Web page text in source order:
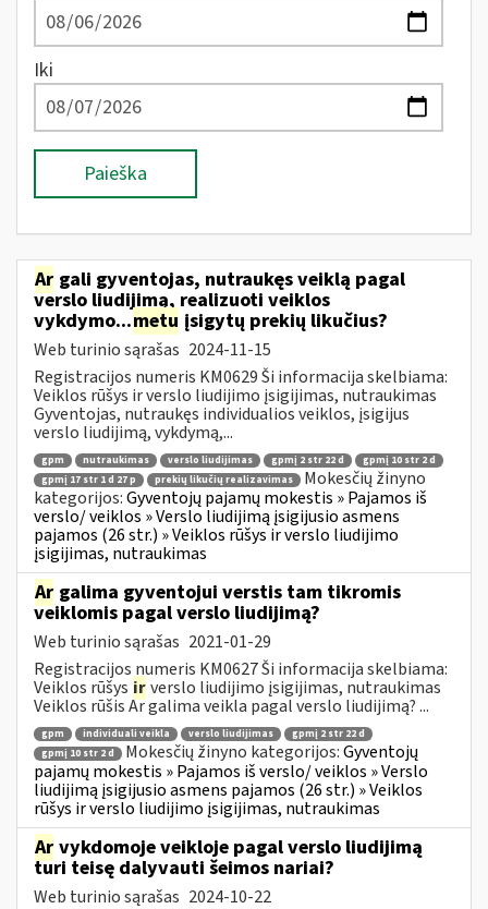
Iki
Paieška
Ar gali gyventojas, nutraukęs veiklą pagal
verslo liudijimą, realizuoti veiklos
vykdymo...metu įsigytų prekių likučius?
Web turinio sąrašas 2024-11-15
Registracijos numeris KM0629 Ši informacija skelbiama:
Veiklos rūšys ir verslo liudijimo įsigijimas, nutraukimas
Gyventojas, nutraukęs individualios veiklos, įsigijus
verslo liudijimą, vykdymą,...
gpm nutraukimas verslo liudijimas gpmį 2 str 22 d
gpmį 10 str 2 d
gpmį 17 str 1 d 27 p
prekių likučių realizavimas
Mokesčių žinyno
kategorijos:Gyventojų pajamų mokestis » Pajamos iš
verslo/ veiklos » Verslo liudijimą įsigijusio asmens
pajamos (26 str.) » Veiklos rūšys ir verslo liudijimo
įsigijimas, nutraukimas
Ar galima gyventojui verstis tam tikromis
veiklomis pagal verslo liudijimą?
Web turinio sąrašas 2021-01-29
Registracijos numeris KM0627 Ši informacija skelbiama:
Veiklos rūšys irverslo liudijimo įsigijimas, nutraukimas
Veiklos rūšis Ar galima veikla pagal verslo liudijimą? ...
gpm individuali veikla verslo liudijimas
gpmį 2 str 22 d
gpmį 10 str 2 d
Mokesčių žinyno kategorijos:Gyventojų
pajamų mokestis » Pajamos iš verslo/ veiklos » Verslo
liudijimą įsigijusio asmens pajamos (26 str.) » Veiklos
rūšys ir verslo liudijimo įsigijimas, nutraukimas
Ar vykdomoje veikloje pagal verslo liudijimą
turi teisę dalyvauti šeimos nariai?
Web turinio sąrašas 2024-10-22